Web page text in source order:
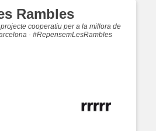
Rambles
cooperatiu per a la millora de
· #RepensemLesRambles